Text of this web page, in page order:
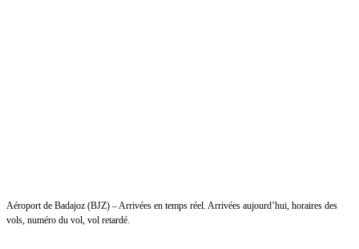
Aéroport de Badajoz (BJZ) – Arrivées en temps réel. Arrivées aujourd’hui, horaires des
vols, numéro du vol, vol retardé.